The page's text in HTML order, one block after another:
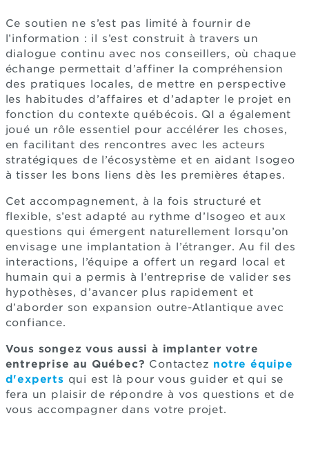
Ce soutien ne s’est pas limité à fournir de
l’information : il s’est construit à travers un
dialogue continu avec nos conseillers, où chaque
échange permettait d’affiner la compréhension
des pratiques locales, de mettre en perspective
les habitudes d’affaires et d’adapter le projet en
fonction du contexte québécois. QI a également
joué un rôle essentiel pour accélérer les choses,
en facilitant des rencontres avec les acteurs
stratégiques de l’écosystème et en aidant Isogeo
à tisser les bons liens dès les premières étapes.
Cet accompagnement, à la fois structuré et
flexible, s’est adapté au rythme d’Isogeo et aux
questions qui émergent naturellement lorsqu’on
envisage une implantation à l’étranger. Au fil des
interactions, l’équipe a offert un regard local et
humain qui a permis à l’entreprise de valider ses
hypothèses, d’avancer plus rapidement et
d’aborder son expansion outre-Atlantique avec
confiance.
Vous songez vous aussi à implanter votre
entreprise au Québec? Contactez notre équipe
d'experts qui est là pour vous guider et qui se
fera un plaisir de répondre à vos questions et de
vous accompagner dans votre projet.